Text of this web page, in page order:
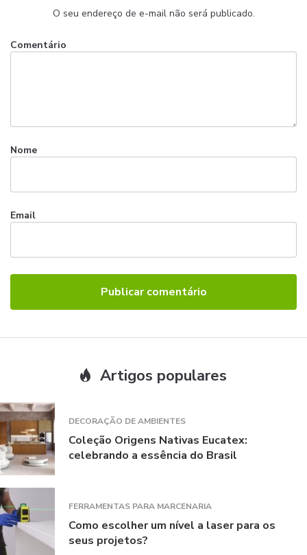
O seu endereço de e-mail não será publicado.
Nome
Email
Comentário
Artigos populares
DECORAÇÃO DE AMBIENTES
Coleção Origens Nativas Eucatex:
celebrando a essência do Brasil
FERRAMENTAS PARA MARCENARIA
Como escolher um nível a laser para os
seus projetos?